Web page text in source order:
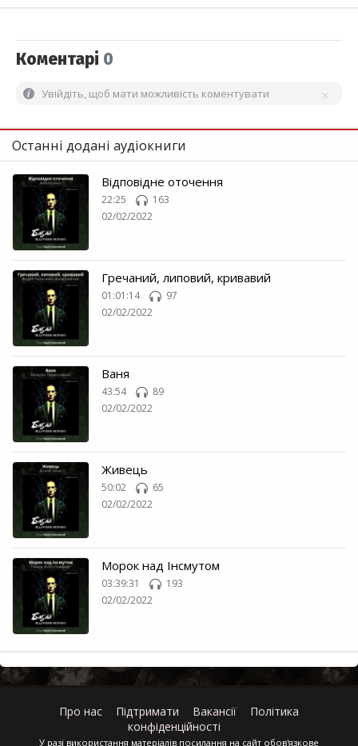
Коментарі 0
Увійдіть, щоб мати можливість коментувати
Останні додані аудіокниги
Відповідне оточення
22:25
163
02/02/2022
Гречаний, липовий, кривавий
01:01:14
97
02/02/2022
Ваня
43:54
89
02/02/2022
Живець
50:02
65
02/02/2022
Морок над Інсмутом
03:39:31
193
02/02/2022
Про нас Підтримати Вакансії
Політика
конфіденційності
У разі використання матеріалів посилання на сайт обов'язкове